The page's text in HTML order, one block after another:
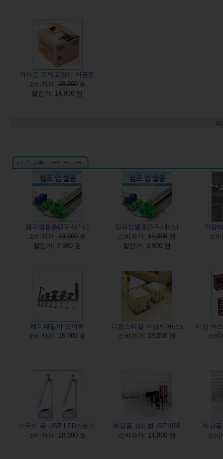
귀여운 도둑고양이 저금통
소비자가: 18,000원
할인가: 14,800 원
펌프업물총(2구-대/소)
소비자가: 13,000원
할인가: 7,900 원
펌프업물총(3구-대/소)
소비자가: 15,000원
할인가: 9,900 원
차량
소
해피패밀리 도어훅
소비자가: 15,000 원
디펍스타일 수납체어(소)
소비자가: 28,000 원
리빙 넥
소비
스무드 폴 USB LED스텐드
소비자가: 28,000 원
화장품 정리함 -SF1066
소비자가: 14,800 원
화장
소비